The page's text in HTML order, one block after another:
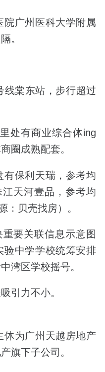
院广州医科大学附属
。
线棠东站 ，步行超过
处有商业综合体ing
圈成熟配套。
有保利天瑞 ，参考均
江天河壹品 ，参考均
：贝壳找房） 。
重要关联信息示意图
验中学学校统筹安排
湾区学校摇号。
引力不小。
体为广州天越房地产
旗下子公司。